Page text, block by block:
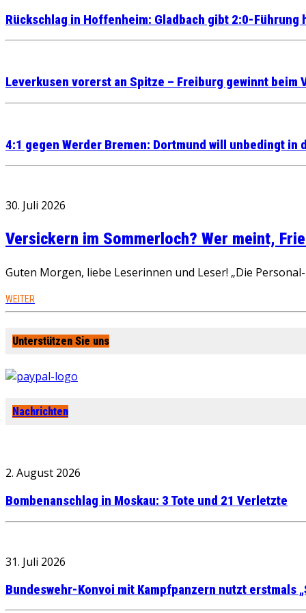
Rückschlag in Hoffenheim: Gladbach gibt 2:0-Führung
Leverkusen vorerst an Spitze – Freiburg gewinnt beim
4:1 gegen Werder Bremen: Dortmund will unbedingt in
30. Juli 2026
Versickern im Sommerloch? Wer meint,
Guten Morgen, liebe Leserinnen und Leser! „Die
WEITER
Unterstützen Sie uns
Nachrichten
2. August 2026
Bombenanschlag in Moskau: 3 Tote und 21 Verletzte
31. Juli 2026
Bundeswehr-Konvoi mit Kampfpanzern nutzt erstmals